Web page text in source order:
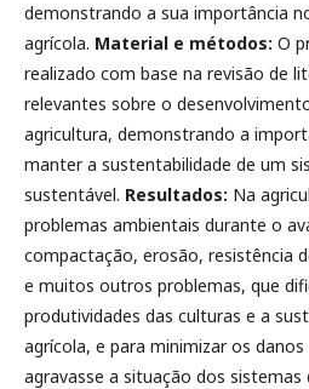
demonstrando a sua importância
agrícola. Material e métodos: O
realizado com base na revisão de
relevantes sobre o
agricultura, demonstrando a
manter a sustentabilidade de um
sustentável. Resultados: Na
problemas ambientais durante o
compactação, erosão, resistência
e muitos outros problemas, que
produtividades das culturas e a
agrícola, e para minimizar os
agravasse a situação dos